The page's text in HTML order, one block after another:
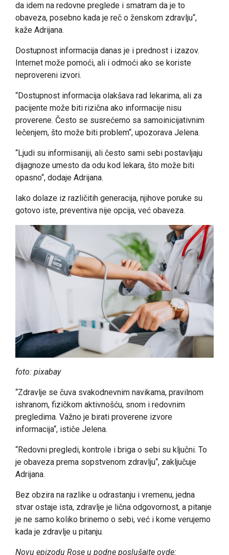
da idem na redovne preglede i smatram da je to
obaveza, posebno kada je reč o ženskom zdravlju“,
kaže Adrijana.
Dostupnost informacija danas je i prednost i izazov.
Internet može pomoći, ali i odmoći ako se koriste
neprovereni izvori.
“Dostupnost informacija olakšava rad lekarima, ali za
pacijente može biti rizična ako informacije nisu
proverene. Često se susrećemo sa samoinicijativnim
lečenjem, što može biti problem“, upozorava Jelena.
“Ljudi su informisaniji, ali često sami sebi postavljaju
dijagnoze umesto da odu kod lekara, što može biti
opasno“, dodaje Adrijana.
Iako dolaze iz različitih generacija, njihove poruke su
gotovo iste, preventiva nije opcija, već obaveza.
foto: pixabay
“Zdravlje se čuva svakodnevnim navikama, pravilnom
ishranom, fizičkom aktivnošću, snom i redovnim
pregledima. Važno je birati proverene izvore
informacija“, ističe Jelena.
“Redovni pregledi, kontrole i briga o sebi su ključni. To
je obaveza prema sopstvenom zdravlju“, zaključuje
Adrijana.
Bez obzira na razlike u odrastanju i vremenu, jedna
stvar ostaje ista, zdravlje je lična odgovornost, a pitanje
je ne samo koliko brinemo o sebi, već i kome verujemo
kada je zdravlje u pitanju.
Novu epizodu Rose u podne poslušajte ovde: